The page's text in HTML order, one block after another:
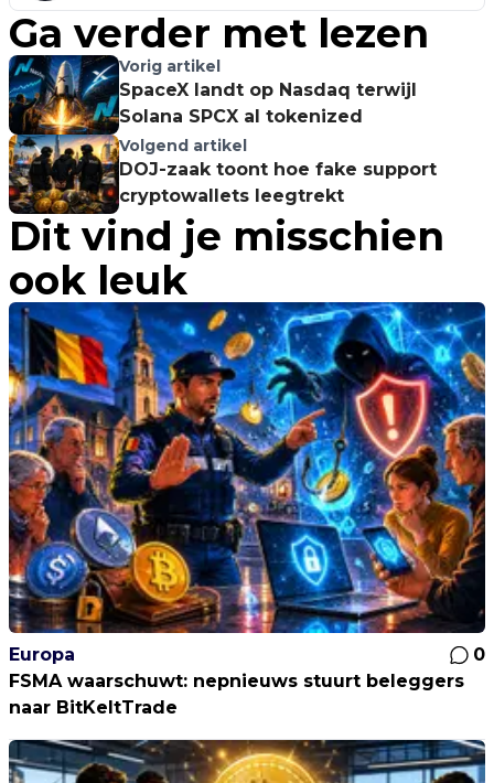
Ga verder met lezen
Vorig artikel
SpaceX landt op Nasdaq terwijl
Solana SPCX al tokenized
Volgend artikel
DOJ-zaak toont hoe fake support
cryptowallets leegtrekt
Dit vind je misschien
ook leuk
Europa
0
FSMA waarschuwt: nepnieuws stuurt beleggers
naar BitKeltTrade